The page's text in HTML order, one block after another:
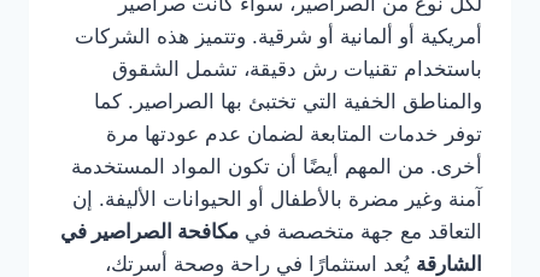
أمريكية أو ألمانية أو شرقية. وتتميز هذه الشركات
باستخدام تقنيات رش دقيقة، تشمل الشقوق
والمناطق الخفية التي تختبئ بها الصراصير. كما
توفر خدمات المتابعة لضمان عدم عودتها مرة
أخرى. من المهم أيضًا أن تكون المواد المستخدمة
آمنة وغير مضرة بالأطفال أو الحيوانات الأليفة. إن
التعاقد مع جهة متخصصة في مكافحة الصراصير في
الشارقة يُعد استثمارًا في راحة وصحة أسرتك،